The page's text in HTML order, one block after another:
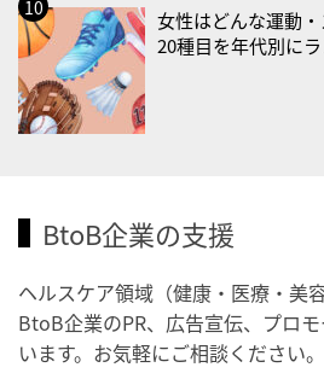
・がん征圧月間
・世界アルツハイマー月間
・健康増進普及月間
・歯ヂカラ探究月間
・がん征圧月間
・健康増進普及月間
・歯ヂカラ探究月間
女性はどんな運動
20種目を年代別にラ
BtoB企業の支援
ヘルスケア領域（健康・医療・美
BtoB企業のPR、広告宣伝、プロ
います。お気軽にご相談ください。